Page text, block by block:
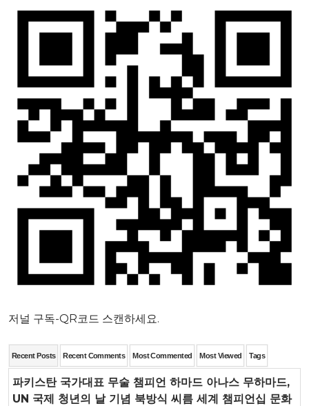
저널 구독-QR코드 스캔하세요.
Recent Posts Recent Comments Most Commented Most Viewed Tags
파키스탄 국가대표 무술 챔피언 하마드 아나스 무하마드,
UN 국제 청년의 날 기념 북방식 씨름 세계 챔피언십 문화